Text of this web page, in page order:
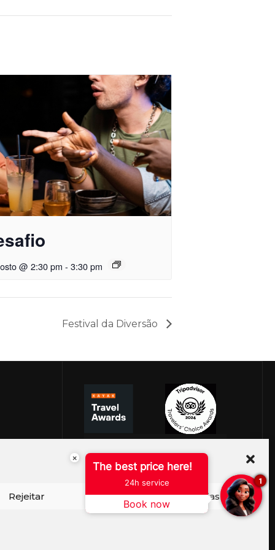
Rejeitar Ver preferências
@ 2:30 pm - 3:30 pm
Festival da Diversão
×
The best price here!
24h service
Book now
1